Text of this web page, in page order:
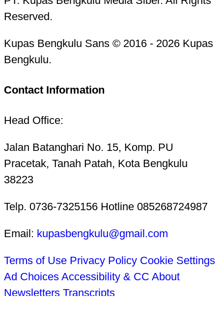
Reserved.
Kupas Bengkulu Sans © 2016 - 2026 Kupas
Bengkulu.
Contact Information
Head Office:
Jalan Batanghari No. 15, Komp. PU
Pracetak, Tanah Patah, Kota Bengkulu
38223
Telp. 0736-7325156 Hotline 085268724987
Email: kupasbengkulu@gmail.com
Terms of Use Privacy Policy Cookie Settings
Ad Choices Accessibility & CC About
Newsletters Transcripts